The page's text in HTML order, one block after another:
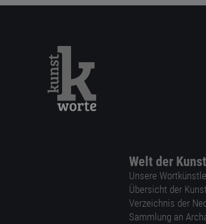
Welt der
Unsere
Übersicht der
Verzeichnis der
Sammlung an